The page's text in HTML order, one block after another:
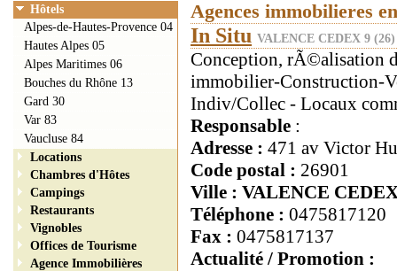
Agences immobilieres
In Situ VALENCE CEDEX 9 (26)
Conception, rÃ©alisation
immobilier-Construction-
Indiv/Collec - Locaux
Responsable :
Adresse : 471 av Victor
Code postal : 26901
Ville : VALENCE
Téléphone : 0475817120
Fax : 0475817137
Actualité / Promotion :
Hôtels
Alpes-de-Hautes-Provence 04
Hautes Alpes 05
Alpes Maritimes 06
Bouches du Rhône 13
Gard 30
Var 83
Vaucluse 84
Locations
Chambres d'Hôtes
Campings
Restaurants
Vignobles
Offices de Tourisme
Agence Immobilières